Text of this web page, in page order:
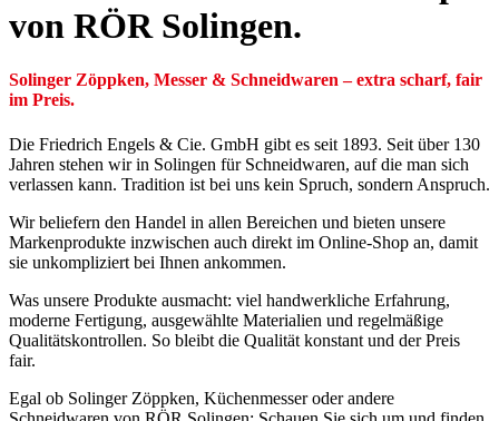
von RÖR Solingen.
Solinger Zöppken, Messer & Schneidwaren – extra scharf, fair
im Preis.
Die Friedrich Engels & Cie. GmbH gibt es seit 1893. Seit über 130
Jahren stehen wir in Solingen für Schneidwaren, auf die man sich
verlassen kann. Tradition ist bei uns kein Spruch, sondern Anspruch.
Wir beliefern den Handel in allen Bereichen und bieten unsere
Markenprodukte inzwischen auch direkt im Online-Shop an, damit
sie unkompliziert bei Ihnen ankommen.
Was unsere Produkte ausmacht: viel handwerkliche Erfahrung,
moderne Fertigung, ausgewählte Materialien und regelmäßige
Qualitätskontrollen. So bleibt die Qualität konstant und der Preis
fair.
Egal ob Solinger Zöppken, Küchenmesser oder andere